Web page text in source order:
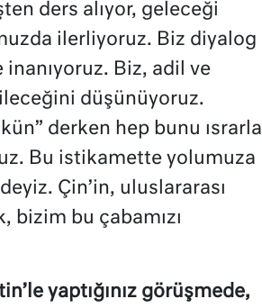
ders alıyor, geleceği
ilerliyoruz. Biz diyalog
inanıyoruz. Biz, adil ve
düşünüyoruz.
derken hep bunu ısrarla
Bu istikamette yolumuza
Çin’in, uluslararası
bizim bu çabamızı
yaptığınız görüşmede,